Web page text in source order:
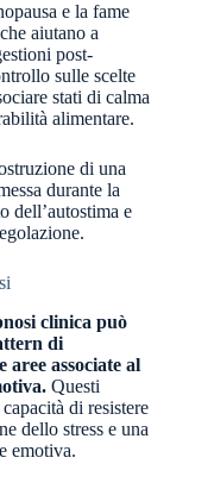
e la fame
aiutano a
post-
sulle scelte
stati di calma
alimentare.
di una
durante la
dell’autostima e
clinica può
di
associate al
Questi
di resistere
dello stress e una
emotiva.